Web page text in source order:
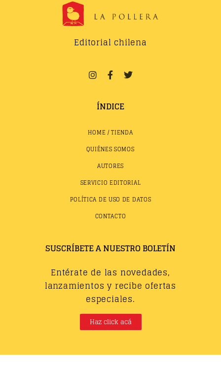
Editorial chilena
ÍNDICE
HOME / TIENDA
QUIÉNES SOMOS
AUTORES
SERVICIO EDITORIAL
POLÍTICA DE USO DE DATOS
CONTACTO
SUSCRÍBETE A NUESTRO BOLETÍN
Entérate de las novedades,
lanzamientos y recibe ofertas
especiales.
Haz click acá